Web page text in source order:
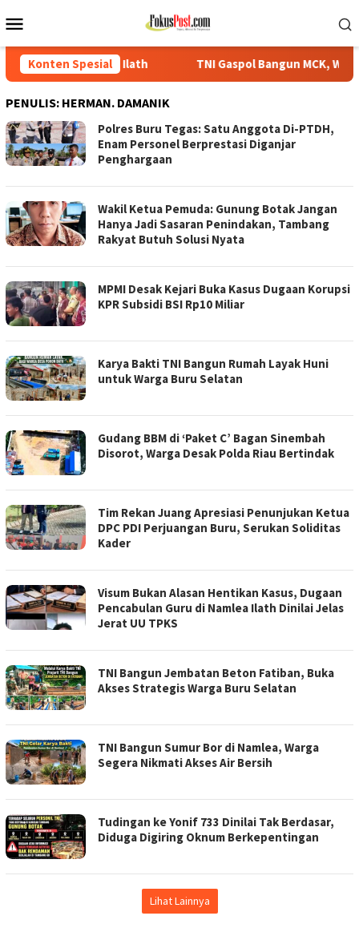
ke
Mobile
Konten SpesialTNI Gaspol Bangun MCK, Warga Tikbary Segera
PENULIS: HERMAN. DAMANIK
Polres Buru Tegas: Satu Anggota Di-PTDH,
Enam Personel Berprestasi Diganjar
Penghargaan
Wakil Ketua Pemuda: Gunung Botak Jangan
Hanya Jadi Sasaran Penindakan, Tambang
Rakyat Butuh Solusi Nyata
MPMI Desak Kejari Buka Kasus Dugaan Korupsi
KPR Subsidi BSI Rp10 Miliar
Karya Bakti TNI Bangun Rumah Layak Huni
untuk Warga Buru Selatan
Gudang BBM di ‘Paket C’ Bagan Sinembah
Disorot, Warga Desak Polda Riau Bertindak
Tim Rekan Juang Apresiasi Penunjukan Ketua
DPC PDI Perjuangan Buru, Serukan Soliditas
Kader
Visum Bukan Alasan Hentikan Kasus, Dugaan
Pencabulan Guru di Namlea Ilath Dinilai Jelas
Jerat UU TPKS
TNI Bangun Jembatan Beton Fatiban, Buka
Akses Strategis Warga Buru Selatan
TNI Bangun Sumur Bor di Namlea, Warga
Segera Nikmati Akses Air Bersih
Tudingan ke Yonif 733 Dinilai Tak Berdasar,
Diduga Digiring Oknum Berkepentingan
Lihat Lainnya